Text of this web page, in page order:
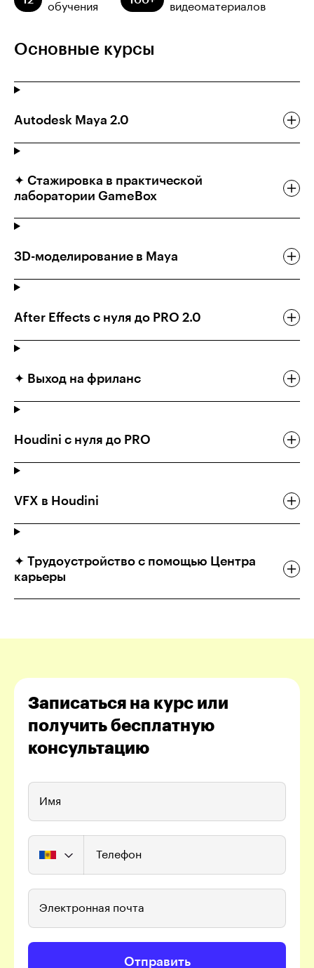
обучения
видеоматериалов
Основные курсы
Autodesk Мауа 2.0
✦ Стажировка в практической
лаборатории GameBox
3D-моделирование в Maya
After Effects с нуля до PRO 2.0
✦ Выход на фриланс
Houdini с нуля до PRO
VFX в Houdini
✦ Трудоустройство с помощью Центра
карьеры
Записаться на курс или
получить бесплатную
консультацию
Имя
Телефон
Электронная почта
Отправить